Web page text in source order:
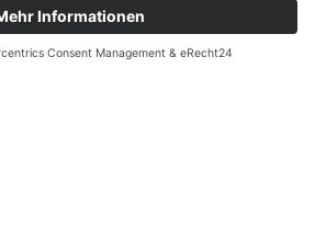
100 % Zufriedenheit – unsere Kunden
Transparenz und nachhaltige SEO-